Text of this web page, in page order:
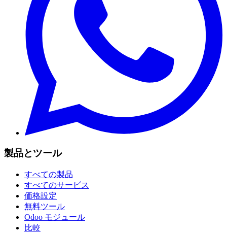
製品とツール
すべての製品
すべてのサービス
価格設定
無料ツール
Odoo モジュール
比較